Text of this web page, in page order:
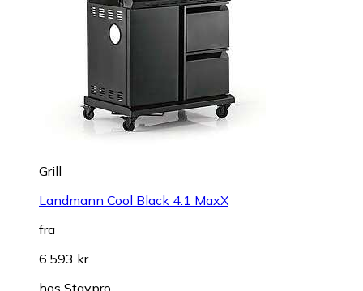
Grill
Landmann Cool Black 4.1 MaxX
fra
6.593 kr.